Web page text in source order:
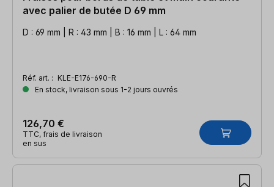
avec palier de butée D 69 mm
D : 69 mm | R : 43 mm | B : 16 mm | L : 64 mm
Réf. art. : KLE-E176-690-R
En stock, livraison sous 1-2 jours ouvrés
126,70 €
TTC, frais de livraison
en sus